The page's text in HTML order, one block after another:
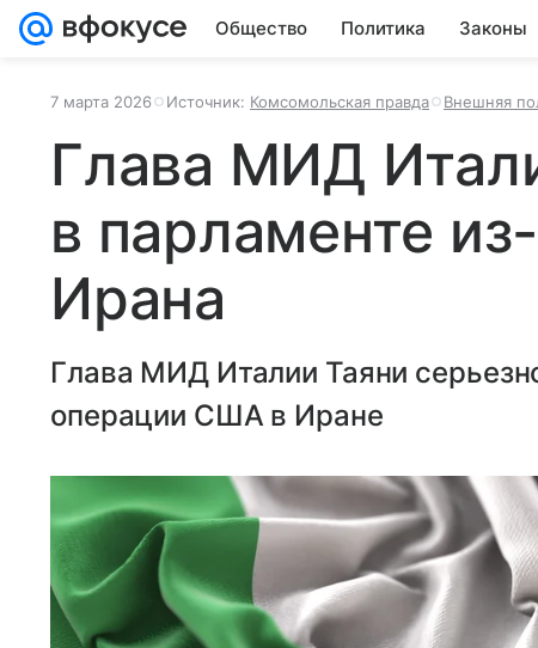
Общество Политика Законы
7 марта 2026 Источник: Комсомольская правда Внешняя
Глава МИД
в парламенте
Ирана
Глава МИД Италии Таяни
операции США в Иране